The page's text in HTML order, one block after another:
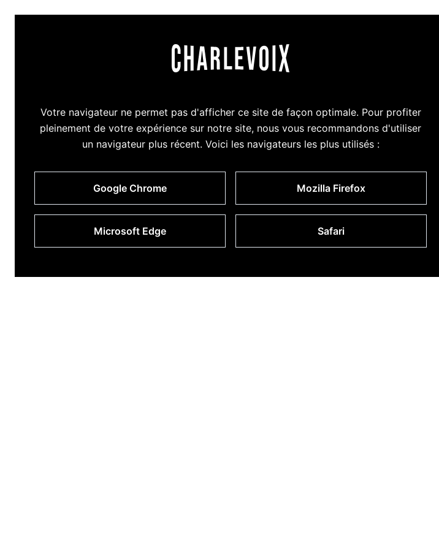
Votre navigateur ne permet pas d'afficher ce site de façon optimale. Pour profiter
pleinement de votre expérience sur notre site, nous vous recommandons d'utiliser
un navigateur plus récent. Voici les navigateurs les plus utilisés :
Google Chrome Mozilla Firefox
Microsoft Edge Safari